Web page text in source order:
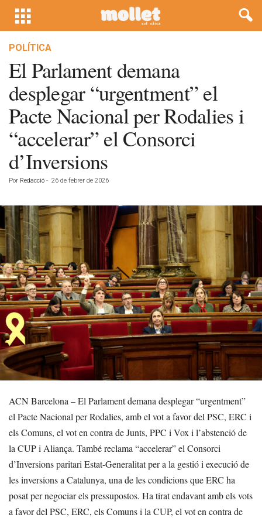
POLÍTICA
El Parlament demana
desplegar “urgentment” el
Pacte Nacional per Rodalies i
“accelerar” el Consorci
d’Inversions
Por Redacció - 26 de febrer de 2026
ACN Barcelona – El Parlament demana desplegar “urgentment”
el Pacte Nacional per Rodalies, amb el vot a favor del PSC, ERC i
els Comuns, el vot en contra de Junts, PPC i Vox i l’abstenció de
la CUP i Aliança. També reclama “accelerar” el Consorci
d’Inversions paritari Estat-Generalitat per a la gestió i execució de
les inversions a Catalunya, una de les condicions que ERC ha
posat per negociar els pressupostos. Ha tirat endavant amb els vots
a favor del PSC, ERC, els Comuns i la CUP, el vot en contra de